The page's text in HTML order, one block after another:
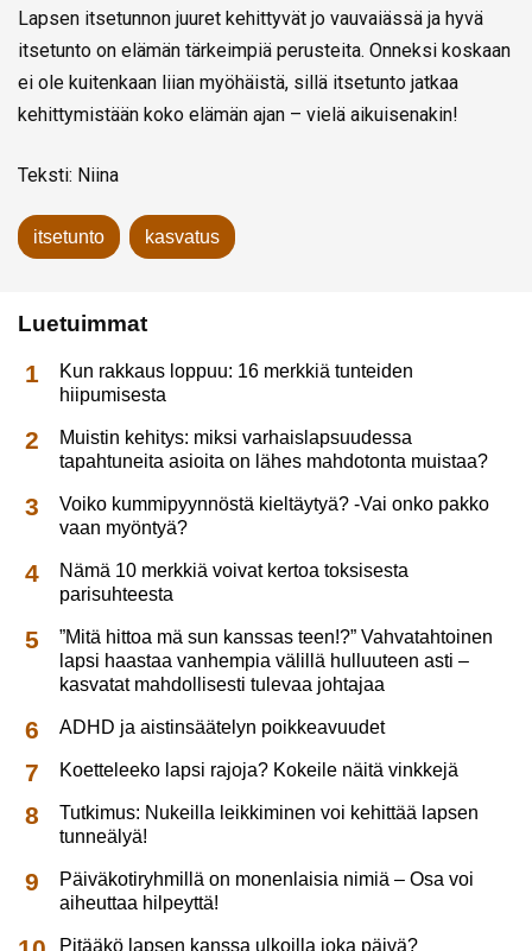
Lapsen itsetunnon juuret kehittyvät jo vauvaiässä ja hyvä
itsetunto on elämän tärkeimpiä perusteita. Onneksi koskaan
ei ole kuitenkaan liian myöhäistä, sillä itsetunto jatkaa
kehittymistään koko elämän ajan – vielä aikuisenakin!
Teksti: Niina
itsetunto kasvatus
Luetuimmat
Kun rakkaus loppuu: 16 merkkiä tunteiden
hiipumisesta
Muistin kehitys: miksi varhaislapsuudessa
tapahtuneita asioita on lähes mahdotonta muistaa?
Voiko kummipyynnöstä kieltäytyä? -Vai onko pakko
vaan myöntyä?
Nämä 10 merkkiä voivat kertoa toksisesta
parisuhteesta
”Mitä hittoa mä sun kanssas teen!?” Vahvatahtoinen
lapsi haastaa vanhempia välillä hulluuteen asti –
kasvatat mahdollisesti tulevaa johtajaa
ADHD ja aistinsäätelyn poikkeavuudet
Koetteleeko lapsi rajoja? Kokeile näitä vinkkejä
Tutkimus: Nukeilla leikkiminen voi kehittää lapsen
tunneälyä!
Päiväkotiryhmillä on monenlaisia nimiä – Osa voi
aiheuttaa hilpeyttä!
Pitääkö lapsen kanssa ulkoilla joka päivä?